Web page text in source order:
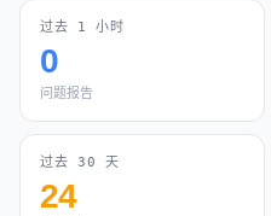
过去 1 小时
0
问题报告
过去 30 天
24